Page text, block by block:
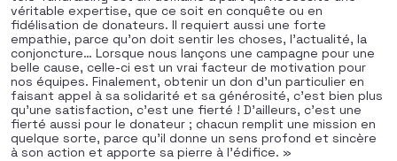
véritable expertise, que ce soit en conquête ou en
fidélisation de donateurs. Il requiert aussi une forte
empathie, parce qu’on doit sentir les choses, l’actualité, la
conjoncture… Lorsque nous lançons une campagne pour une
belle cause, celle-ci est un vrai facteur de motivation pour
nos équipes. Finalement, obtenir un don d’un particulier en
faisant appel à sa solidarité et sa générosité, c’est bien plus
qu’une satisfaction, c’est une fierté ! D’ailleurs, c’est une
fierté aussi pour le donateur ; chacun remplit une mission en
quelque sorte, parce qu’il donne un sens profond et sincère
à son action et apporte sa pierre à l’édifice. »